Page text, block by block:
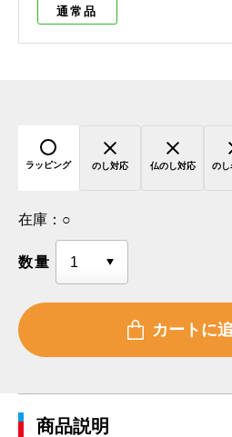
通常品
ラッピング のし対応 仏のし対応 のし
在庫： ○
数量
商品説明